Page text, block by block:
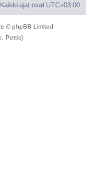
Kaikki ajat ovat UTC+03:00
© phpBB Limited
Pettis)